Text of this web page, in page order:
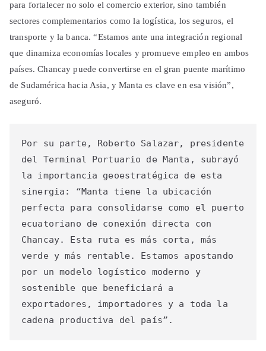
para fortalecer no solo el comercio exterior, sino también
sectores complementarios como la logística, los seguros, el
transporte y la banca. “Estamos ante una integración regional
que dinamiza economías locales y promueve empleo en ambos
países. Chancay puede convertirse en el gran puente marítimo
de Sudamérica hacia Asia, y Manta es clave en esa visión”,
aseguró.
Por su parte, Roberto Salazar, presidente
del Terminal Portuario de Manta, subrayó
la importancia geoestratégica de esta
sinergia: “Manta tiene la ubicación
perfecta para consolidarse como el puerto
ecuatoriano de conexión directa con
Chancay. Esta ruta es más corta, más
verde y más rentable. Estamos apostando
por un modelo logístico moderno y
sostenible que beneficiará a
exportadores, importadores y a toda la
cadena productiva del país”.